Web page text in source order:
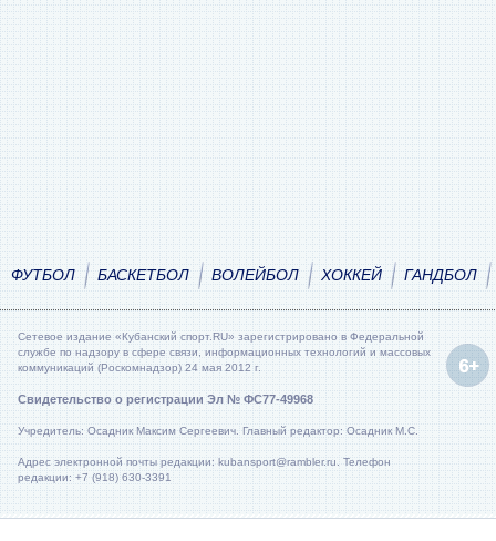
ФУТБОЛ БАСКЕТБОЛ ВОЛЕЙБОЛ ХОККЕЙ ГАНДБОЛ
Сетевое издание «Кубанский спорт.RU» зарегистрировано в Федеральной
службе по надзору в сфере связи, информационных технологий и массовых
коммуникаций (Роскомнадзор) 24 мая 2012 г.
Свидетельство о регистрации Эл № ФС77-49968
Учредитель: Осадник Максим Сергеевич. Главный редактор: Осадник М.С.
Адрес электронной почты редакции: kubansport@rambler.ru. Телефон
редакции: +7 (918) 630-3391